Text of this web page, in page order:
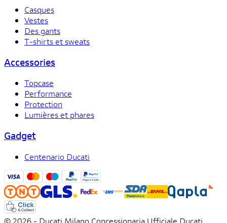
Casques
Vestes
Des gants
T-shirts et sweats
Accessories
Topcase
Performance
Protection
Lumières et phares
Gadget
Centenario Ducati
© 2026 - Ducati Milano Concessionaria Ufficiale Ducati